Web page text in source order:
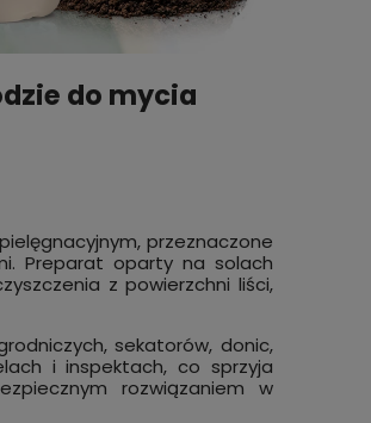
do mycia
przeznaczone
Preparat oparty na solach
z powierzchni liści,
sekatorów, donic,
i inspektach, co sprzyja
rozwiązaniem w